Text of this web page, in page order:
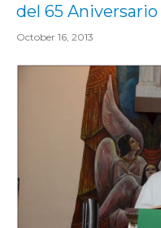
del 65
October 16, 2013